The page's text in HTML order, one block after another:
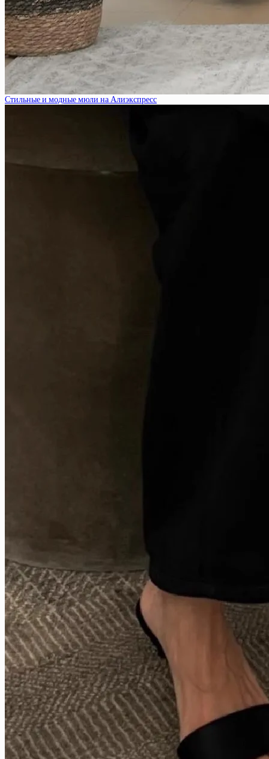
Стильные и модные мюли на Алиэкспресс